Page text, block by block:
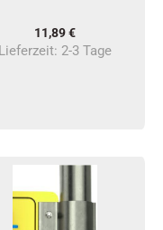
11,89 €
Lieferzeit: 2-3 Tage